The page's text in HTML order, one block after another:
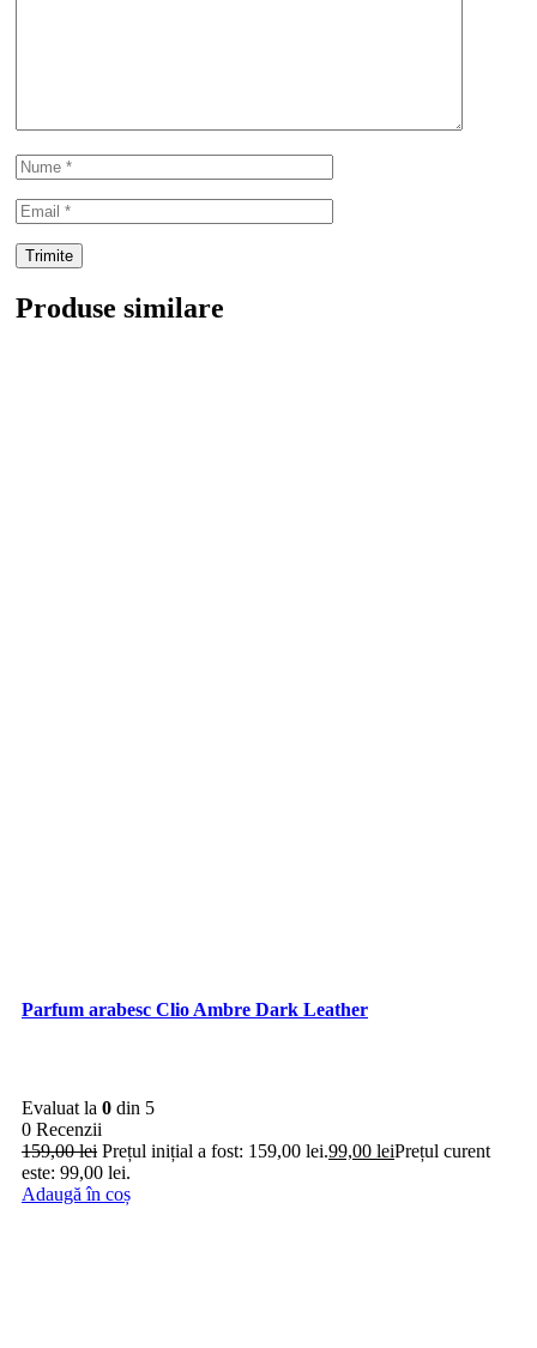
Produse similare
Parfum arabesc Clio Ambre Dark Leather
Evaluat la 0 din 5
0 Recenzii
159,00lei Prețul inițial a fost: 159,00 lei.99,00 leiPrețul curent
este: 99,00 lei.
Adaugă în coș